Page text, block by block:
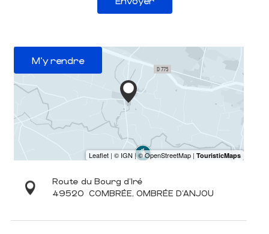
M'y rendre
Route du Bourg d'Iré
49520 COMBRÉE, OMBRÉE D'ANJOU